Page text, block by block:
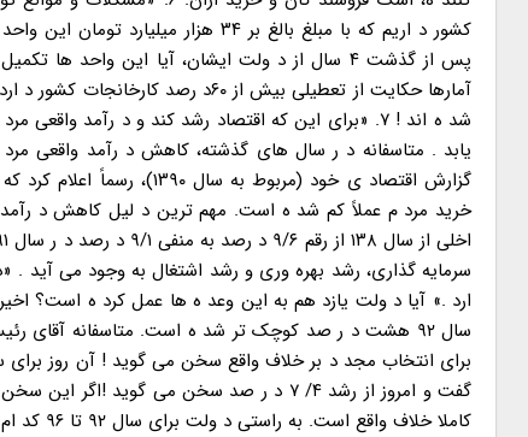
پس از گذشت ۴ سال از د ولت ایشان، آیا این
آمارها حکایت از تعطیلی بیش از
شد ه اند ! ۷. «برای این که اقتصاد رشد کند و د رآمد
یابد . متاسفانه د ر سال های گذشته، کاهش د رآمد واقعی
خرید مرد م عملاً کم شد ه است. مهم ترین د لیل کاهش د
ارد .» آیا د ولت یازد هم به این وعد ه ها عمل کرد ه است؟
کاملا خلاف واقع است. به راستی د ولت برای سال ۹۲ تا ۹۶ کد ام برنامه عملیاتی را تجربه کرد ه است که مرد م از آن بی اطلاع هستند ؟!